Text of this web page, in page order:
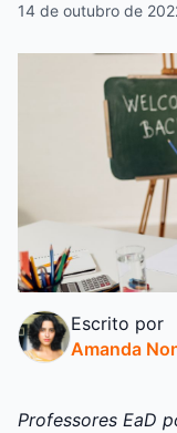
14 de outubro de
Escrito por
Amanda
Professores EaD